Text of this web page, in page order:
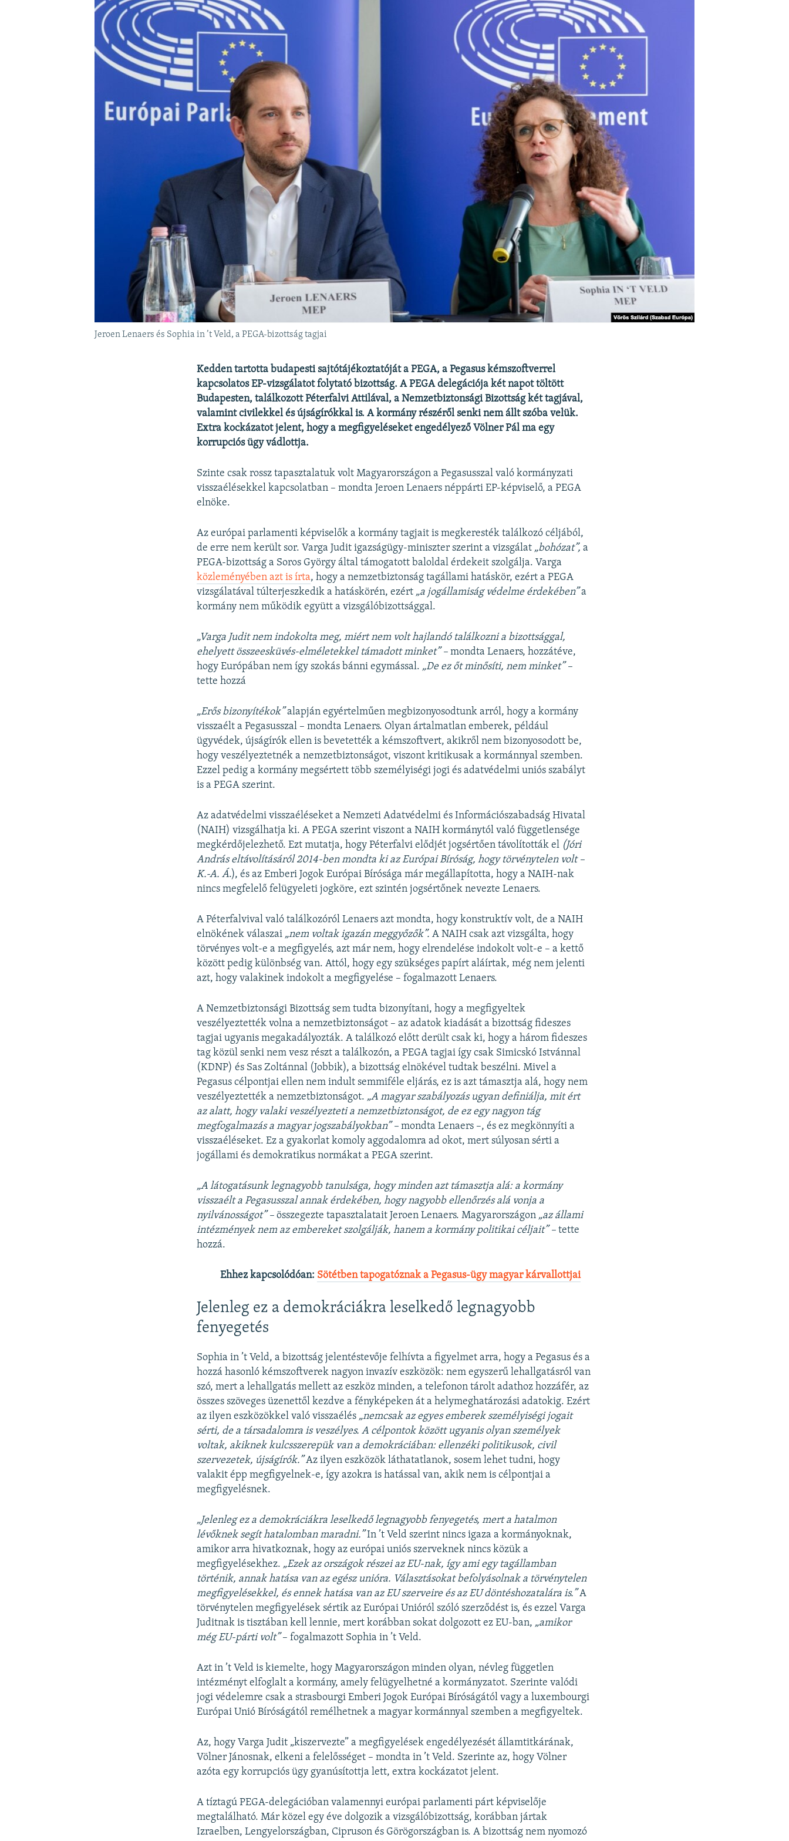
Jeroen Lenaers és Sophia in ’t Veld, a PEGA-bizottság tagjai
Kedden tartotta budapesti sajtótájékoztatóját a PEGA, a Pegasus kémszoftverrel
kapcsolatos EP-vizsgálatot folytató bizottság. A PEGA delegációja két napot töltött
Budapesten, találkozott Péterfalvi Attilával, a Nemzetbiztonsági Bizottság két tagjával,
valamint civilekkel és újságírókkal is. A kormány részéről senki nem állt szóba velük.
Extra kockázatot jelent, hogy a megfigyeléseket engedélyező Völner Pál ma egy
korrupciós ügy vádlottja.
Szinte csak rossz tapasztalatuk volt Magyarországon a Pegasusszal való kormányzati
visszaélésekkel kapcsolatban – mondta Jeroen Lenaers néppárti EP-képviselő, a PEGA
elnöke.
Az európai parlamenti képviselők a kormány tagjait is megkeresték találkozó céljából,
de erre nem került sor. Varga Judit igazságügy-miniszter szerint a vizsgálat „bohózat”, a
PEGA-bizottság a Soros György által támogatott baloldal érdekeit szolgálja. Varga
közleményében azt is írta, hogy a nemzetbiztonság tagállami hatáskör, ezért a PEGA
vizsgálatával túlterjeszkedik a hatáskörén, ezért „a jogállamiság védelme érdekében”a
kormány nem működik együtt a vizsgálóbizottsággal.
„Varga Judit nem indokolta meg, miért nem volt hajlandó találkozni a bizottsággal,
ehelyett összeesküvés-elméletekkel támadott minket” – mondta Lenaers, hozzátéve,
hogy Európában nem így szokás bánni egymással. „De ez őt minősíti, nem minket” –
tette hozzá
„Erős bizonyítékok”alapján egyértelműen megbizonyosodtunk arról, hogy a kormány
visszaélt a Pegasusszal – mondta Lenaers. Olyan ártalmatlan emberek, például
ügyvédek, újságírók ellen is bevetették a kémszoftvert, akikről nem bizonyosodott be,
hogy veszélyeztetnék a nemzetbiztonságot, viszont kritikusak a kormánnyal szemben.
Ezzel pedig a kormány megsértett több személyiségi jogi és adatvédelmi uniós szabályt
is a PEGA szerint.
Az adatvédelmi visszaéléseket a Nemzeti Adatvédelmi és Információszabadság Hivatal
(NAIH) vizsgálhatja ki. A PEGA szerint viszont a NAIH kormánytól való függetlensége
megkérdőjelezhető. Ezt mutatja, hogy Péterfalvi elődjét jogsértően távolították el (Jóri
András eltávolításáról 2014-ben mondta ki az Európai Bíróság, hogy törvénytelen volt –
K.-A. Á.), és az Emberi Jogok Európai Bírósága már megállapította, hogy a NAIH-nak
nincs megfelelő felügyeleti jogköre, ezt szintén jogsértőnek nevezte Lenaers.
A Péterfalvival való találkozóról Lenaers azt mondta, hogy konstruktív volt, de a NAIH
elnökének válaszai „nem voltak igazán meggyőzők”. A NAIH csak azt vizsgálta, hogy
törvényes volt-e a megfigyelés, azt már nem, hogy elrendelése indokolt volt-e – a kettő
között pedig különbség van. Attól, hogy egy szükséges papírt aláírtak, még nem jelenti
azt, hogy valakinek indokolt a megfigyelése – fogalmazott Lenaers.
A Nemzetbiztonsági Bizottság sem tudta bizonyítani, hogy a megfigyeltek
veszélyeztették volna a nemzetbiztonságot – az adatok kiadását a bizottság fideszes
tagjai ugyanis megakadályozták. A találkozó előtt derült csak ki, hogy a három fideszes
tag közül senki nem vesz részt a találkozón, a PEGA tagjai így csak Simicskó Istvánnal
(KDNP) és Sas Zoltánnal (Jobbik), a bizottság elnökével tudtak beszélni. Mivel a
Pegasus célpontjai ellen nem indult semmiféle eljárás, ez is azt támasztja alá, hogy nem
veszélyeztették a nemzetbiztonságot. „A magyar szabályozás ugyan definiálja, mit ért
az alatt, hogy valaki veszélyezteti a nemzetbiztonságot, de ez egy nagyon tág
megfogalmazás a magyar jogszabályokban” –mondta Lenaers –, és ez megkönnyíti a
visszaéléseket. Ez a gyakorlat komoly aggodalomra ad okot, mert súlyosan sérti a
jogállami és demokratikus normákat a PEGA szerint.
„A látogatásunk legnagyobb tanulsága, hogy minden azt támasztja alá: a kormány
visszaélt a Pegasusszal annak érdekében, hogy nagyobb ellenőrzés alá vonja a
nyilvánosságot” – összegezte tapasztalatait Jeroen Lenaers. Magyarországon „az állami
intézmények nem az embereket szolgálják, hanem a kormány politikai céljait” – tette
hozzá.
Ehhez kapcsolódóan: Sötétben tapogatóznak a Pegasus-ügy magyar kárvallottjai
Jelenleg ez a demokráciákra leselkedő legnagyobb
fenyegetés
Sophia in ’t Veld, a bizottság jelentéstevője felhívta a figyelmet arra, hogy a Pegasus és a
hozzá hasonló kémszoftverek nagyon invazív eszközök: nem egyszerű lehallgatásról van
szó, mert a lehallgatás mellett az eszköz minden, a telefonon tárolt adathoz hozzáfér, az
összes szöveges üzenettől kezdve a fényképeken át a helymeghatározási adatokig. Ezért
az ilyen eszközökkel való visszaélés „nemcsak az egyes emberek személyiségi jogait
sérti, de a társadalomra is veszélyes. A célpontok között ugyanis olyan személyek
voltak, akiknek kulcsszerepük van a demokráciában: ellenzéki politikusok, civil
szervezetek, újságírók.”Az ilyen eszközök láthatatlanok, sosem lehet tudni, hogy
valakit épp megfigyelnek-e, így azokra is hatással van, akik nem is célpontjai a
megfigyelésnek.
„Jelenleg ez a demokráciákra leselkedő legnagyobb fenyegetés, mert a hatalmon
lévőknek segít hatalomban maradni.”In ’t Veld szerint nincs igaza a kormányoknak,
amikor arra hivatkoznak, hogy az európai uniós szerveknek nincs közük a
megfigyelésekhez. „Ezek az országok részei az EU-nak, így ami egy tagállamban
történik, annak hatása van az egész unióra. Választásokat befolyásolnak a törvénytelen
megfigyelésekkel, és ennek hatása van az EU szerveire és az EU döntéshozatalára is.”A
törvénytelen megfigyelések sértik az Európai Unióról szóló szerződést is, és ezzel Varga
Juditnak is tisztában kell lennie, mert korábban sokat dolgozott ez EU-ban, „amikor
még EU-párti volt”– fogalmazott Sophia in ’t Veld.
Azt in ’t Veld is kiemelte, hogy Magyarországon minden olyan, névleg független
intézményt elfoglalt a kormány, amely felügyelhetné a kormányzatot. Szerinte valódi
jogi védelemre csak a strasbourgi Emberi Jogok Európai Bíróságától vagy a luxembourgi
Európai Unió Bíróságától remélhetnek a magyar kormánnyal szemben a megfigyeltek.
Az, hogy Varga Judit „kiszervezte” a megfigyelések engedélyezését államtitkárának,
Völner Jánosnak, elkeni a felelősséget – mondta in ’t Veld. Szerinte az, hogy Völner
azóta egy korrupciós ügy gyanúsítottja lett, extra kockázatot jelent.
A tíztagú PEGA-delegációban valamennyi európai parlamenti párt képviselője
megtalálható. Már közel egy éve dolgozik a vizsgálóbizottság, korábban jártak
Izraelben, Lengyelországban, Cipruson és Görögországban is. A bizottság nem nyomozó